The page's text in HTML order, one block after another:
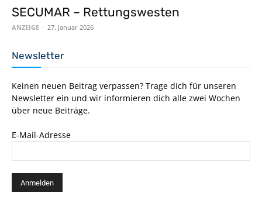
SECUMAR – Rettungswesten
ANZEIGE - 27. Januar 2026
Newsletter
Keinen neuen Beitrag verpassen? Trage dich für unseren
Newsletter ein und wir informieren dich alle zwei Wochen
über neue Beiträge.
E-Mail-Adresse